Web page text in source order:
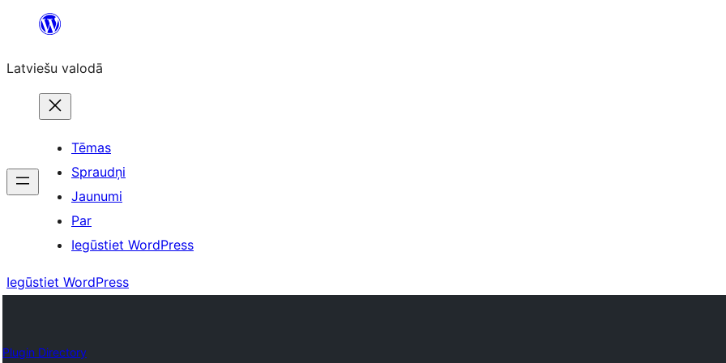
Pāriet
saturu
Latviešu valodā
Tēmas
Spraudņi
Jaunumi
Par
Iegūstiet WordPress
Iegūstiet WordPress
Plugin Directory